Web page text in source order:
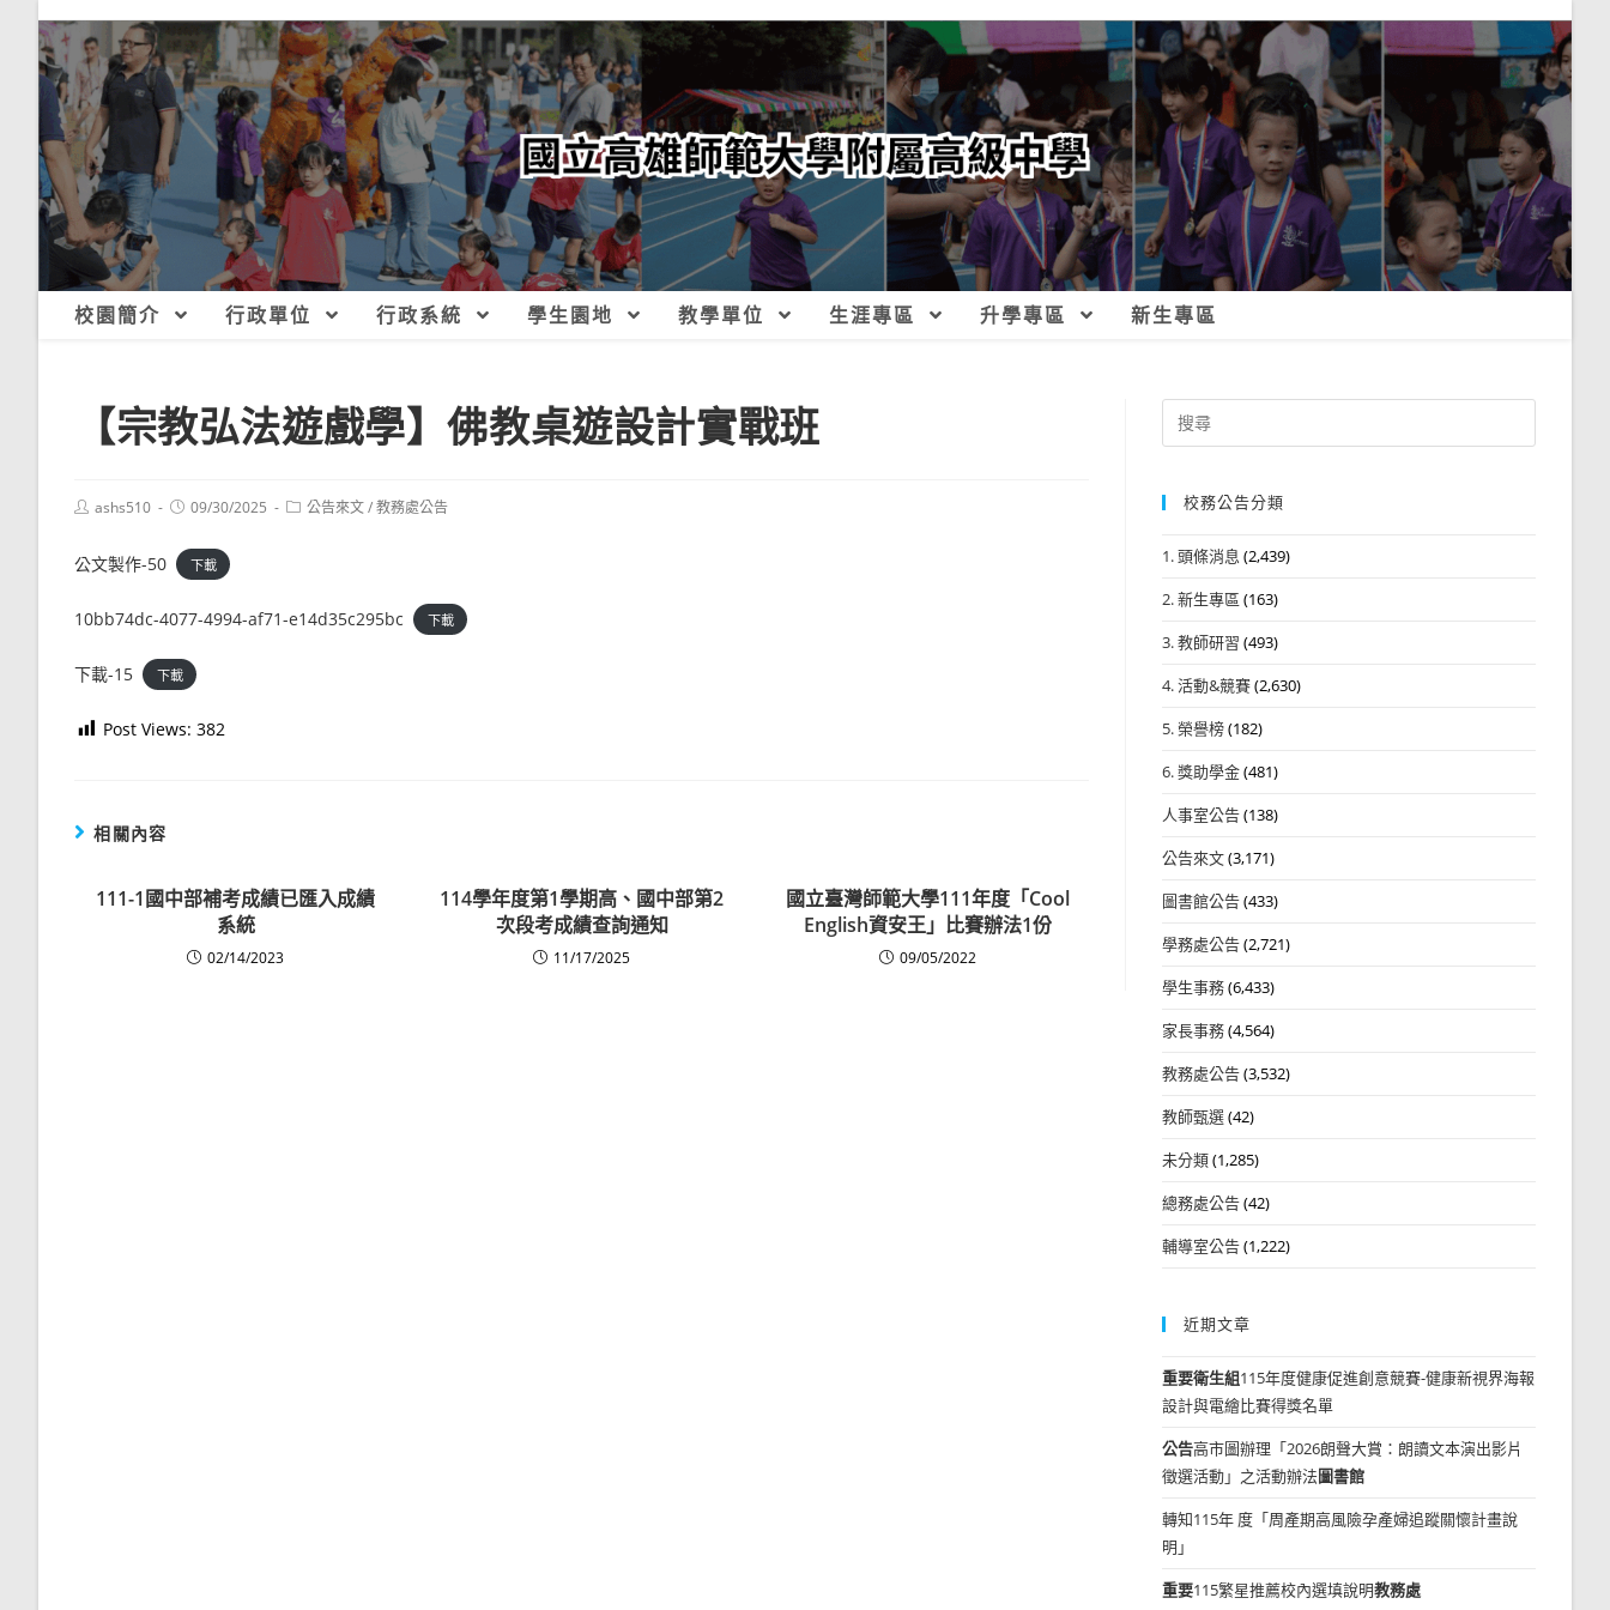
校園簡介 行政單位 行政系統 學生園地 教學單位 生涯專區 升學專區 新生專區
【宗教弘法遊戲學】佛教桌遊設計實戰班
Postashs510
Post09/30/2025
Post公告來文/教務處公告
公文製作-50 下載
10bb74dc-4077-4994-af71-e14d35c295bc 下載
下載-15 下載
Post Views: 382
相關內容
111-1國中部補考成績已匯入成績
系統
02/14/2023
114學年度第1學期高、國中部第2
次段考成績查詢通知
11/17/2025
國立臺灣師範大學111年度「Cool
English資安王」比賽辦法1份
09/05/2022
Search
for:
校務公告分類
1. 頭條消息 (2,439)
2. 新生專區 (163)
3. 教師研習 (493)
4. 活動&競賽(2,630)
5. 榮譽榜(182)
6. 獎助學金(481)
人事室公告(138)
公告來文(3,171)
圖書館公告(433)
學務處公告(2,721)
學生事務(6,433)
家長事務(4,564)
教務處公告(3,532)
教師甄選(42)
未分類(1,285)
總務處公告(42)
輔導室公告(1,222)
近期文章
重要衛生組115年度健康促進創意競賽-健康新視界海報
設計與電繪比賽得獎名單
公告高市圖辦理「2026朗聲大賞：朗讀文本演出影片
徵選活動」之活動辦法圖書館
轉知115年 度「周產期高風險孕產婦追蹤關懷計畫說
明」
重要115繁星推薦校內選填說明教務處